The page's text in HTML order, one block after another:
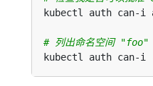
# 列出命名空间 "foo"
kubectl auth can-i